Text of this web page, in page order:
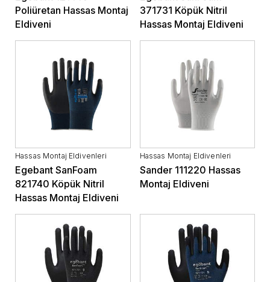
Poliüretan Hassas Montaj
Eldiveni
371731 Köpük Nitril
Hassas Montaj Eldiveni
Hassas Montaj Eldivenleri
Egebant SanFoam
821740 Köpük Nitril
Hassas Montaj Eldiveni
Hassas Montaj Eldivenleri
Sander 111220 Hassas
Montaj Eldiveni